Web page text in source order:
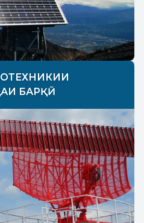
БАРҚӢ